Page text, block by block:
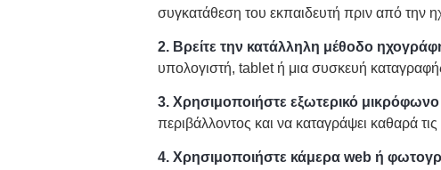
συγκατάθεση του εκπαιδευτή πριν από την
2. Βρείτε την κατάλληλη μέθοδο
υπολογιστή, tablet ή μια συσκευή
3. Χρησιμοποιήστε εξωτερικό μικρόφωνο
περιβάλλοντος και να καταγράψει καθαρά
4. Χρησιμοποιήστε κάμερα web ή